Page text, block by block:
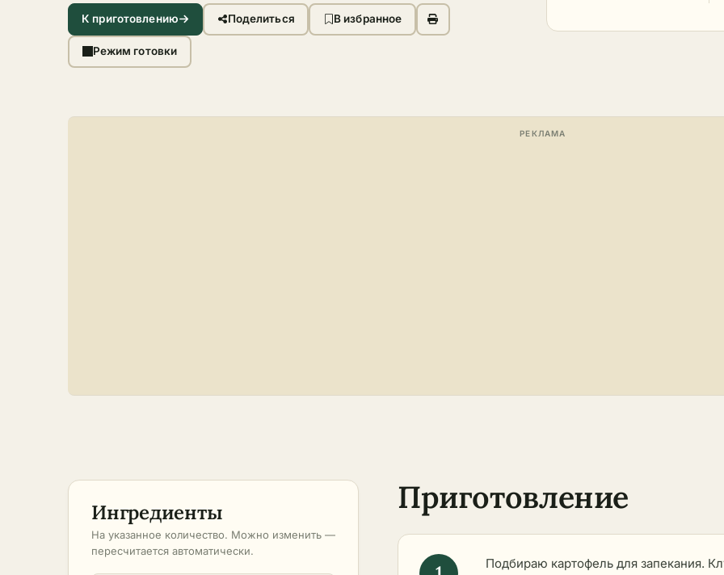
К приготовлению Поделиться В избранное
Режим готовки
Ингредиенты
На указанное количество. Можно изменить —
пересчитается автоматически.
Приготовление
Подбираю картофель для запекания.